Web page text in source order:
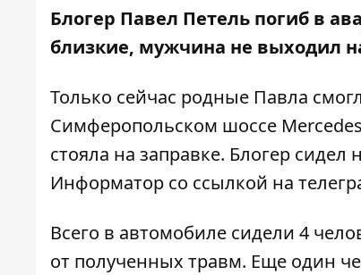
Блогер Павел Петель погиб в
близкие, мужчина не выходил
Только сейчас родные Павла
Симферопольском шоссе
стояла на заправке. Блогер
Информатор со ссылкой на
Всего в автомобиле сидели 4
от полученных травм. Еще один